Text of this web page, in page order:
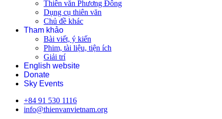
Thiên văn Phương Đông
Dụng cụ thiên văn
Chủ đề khác
Tham khảo
Bài viết, ý kiến
Phim, tài liệu, tiện ích
Giải trí
English website
Donate
Sky Events
+84 91 530 1116
info@thienvanvietnam.org